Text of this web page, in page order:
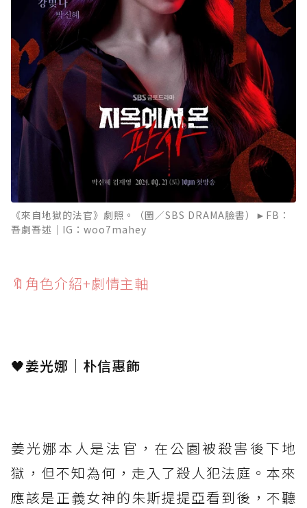
《來自地獄的法官》劇照。（圖／SBS DRAMA臉書）►FB：
吾劇吾述｜IG：woo7mahey
🔖角色介紹+劇情主軸
🖤姜光娜｜朴信惠飾
姜光娜本人是法官，在公園被殺害後下地
獄，但不知為何，走入了殺人犯法庭。本來
應該是正義女神的朱斯提提亞看到後，不聽